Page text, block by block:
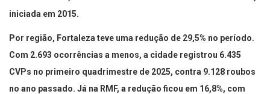
iniciada em 2015.
Por região, Fortaleza teve uma redução de 29,5% no período.
Com 2.693 ocorrências a menos, a cidade registrou 6.435
CVPs no primeiro quadrimestre de 2025, contra 9.128 roubos
no ano passado. Já na RMF, a redução ficou em 16,8%, com